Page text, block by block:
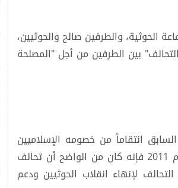
الحوثية، والطرفين صالح والحوثيين،
بين الطرفين من أجل "المصلحة
انتقاماً من خصومه الإسلاميين
والقوميين واليساريين الذين تحالفوا لإسقاط حكمه خلال احتجاجات عام 2011 فإنه كان من الواضح أن تحالف
لإنهاء انقلاب الحوثيين ودعم